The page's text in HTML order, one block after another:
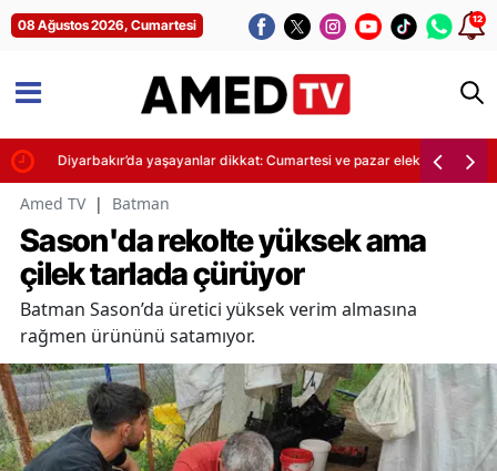
08 Ağustos 2026, Cumartesi 12
Diyarbakır’da yaşayanlar dikkat: Cumartesi ve pazar elektrikler
Amed TV | Batman
Sason'da rekolte yüksek ama
çilek tarlada çürüyor
Batman Sason’da üretici yüksek verim almasına
rağmen ürününü satamıyor.